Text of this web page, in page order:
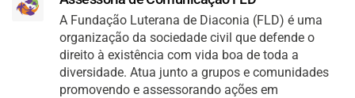
A Fundação Luterana de Diaconia (FLD) é uma
organização da sociedade civil que defende o
direito à existência com vida boa de toda a
diversidade. Atua junto a grupos e comunidades
promovendo e assessorando ações em